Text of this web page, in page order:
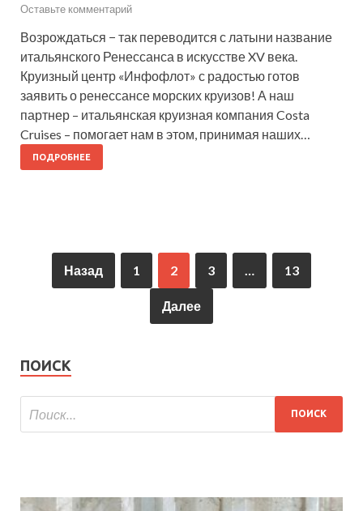
Оставьте комментарий
Возрождаться − так переводится с латыни название
итальянского Ренессанса в искусстве XV века.
Круизный центр «Инфофлот» с радостью готов
заявить о ренессансе морских круизов! А наш
партнер – итальянская круизная компания Costa
Cruises – помогает нам в этом, принимая наших…
ПОДРОБНЕЕ
Назад 1 2 3 13
Далее
ПОИСК